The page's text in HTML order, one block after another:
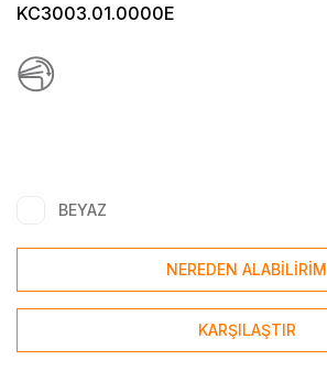
KC3003.01.0000E
BEYAZ
NEREDEN ALABİLİRİM
KARŞILAŞTIR